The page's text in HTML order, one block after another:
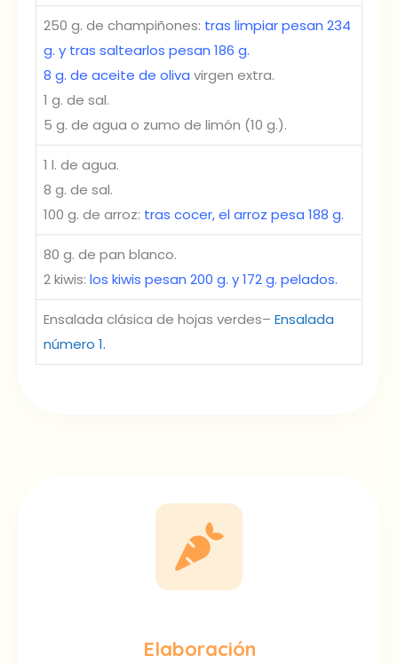
250 g. de champiñones: tras limpiarpesan 234
g. y tras saltearlos pesan 186 g.
8 g. de aceite de oliva virgen extra.
1 g. de sal.
5 g. de agua o zumo de limón (10 g.).
1 l. de agua.
8 g. de sal.
100 g. de arroz: tras cocer, el arroz pesa 188 g.
80 g. de pan blanco.
2 kiwis: los kiwis pesan 200 g. y 172 g. pelados.
Ensalada clásica de hojas verdes– Ensalada
número 1.
Elaboración